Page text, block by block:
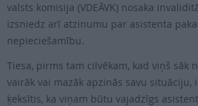
valsts komisija (VDEĀVK) nosaka
izsniedz arī atzinumu par asistenta
nepieciešamību.
Tiesa, pirms tam cilvēkam, kad viņš sāk
vairāk vai mazāk apzinās savu
ķeksītis, ka viņam būtu vajadzīgs